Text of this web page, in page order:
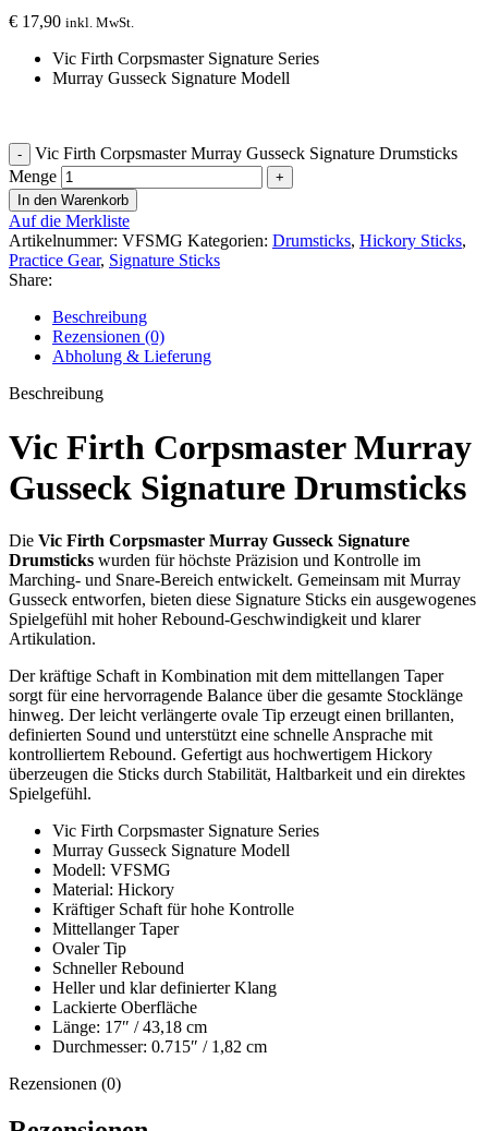
€ 17,90 inkl. MwSt.
Vic Firth Corpsmaster Signature Series
Murray Gusseck Signature Modell
Vic Firth Corpsmaster Murray Gusseck Signature Drumsticks
Menge
In den Warenkorb
Auf die Merkliste
Artikelnummer: VFSMG Kategorien: Drumsticks, Hickory Sticks,
Practice Gear, Signature Sticks
Share:
Beschreibung
Rezensionen (0)
Abholung & Lieferung
Beschreibung
Vic Firth Corpsmaster Murray
Gusseck Signature Drumsticks
Die Vic Firth Corpsmaster Murray Gusseck Signature
Drumsticks wurden für höchste Präzision und Kontrolle im
Marching- und Snare-Bereich entwickelt. Gemeinsam mit Murray
Gusseck entworfen, bieten diese Signature Sticks ein ausgewogenes
Spielgefühl mit hoher Rebound-Geschwindigkeit und klarer
Artikulation.
Der kräftige Schaft in Kombination mit dem mittellangen Taper
sorgt für eine hervorragende Balance über die gesamte Stocklänge
hinweg. Der leicht verlängerte ovale Tip erzeugt einen brillanten,
definierten Sound und unterstützt eine schnelle Ansprache mit
kontrolliertem Rebound. Gefertigt aus hochwertigem Hickory
überzeugen die Sticks durch Stabilität, Haltbarkeit und ein direktes
Spielgefühl.
Vic Firth Corpsmaster Signature Series
Murray Gusseck Signature Modell
Modell: VFSMG
Material: Hickory
Kräftiger Schaft für hohe Kontrolle
Mittellanger Taper
Ovaler Tip
Schneller Rebound
Heller und klar definierter Klang
Lackierte Oberfläche
Länge: 17″ / 43,18 cm
Durchmesser: 0.715″ / 1,82 cm
Rezensionen (0)